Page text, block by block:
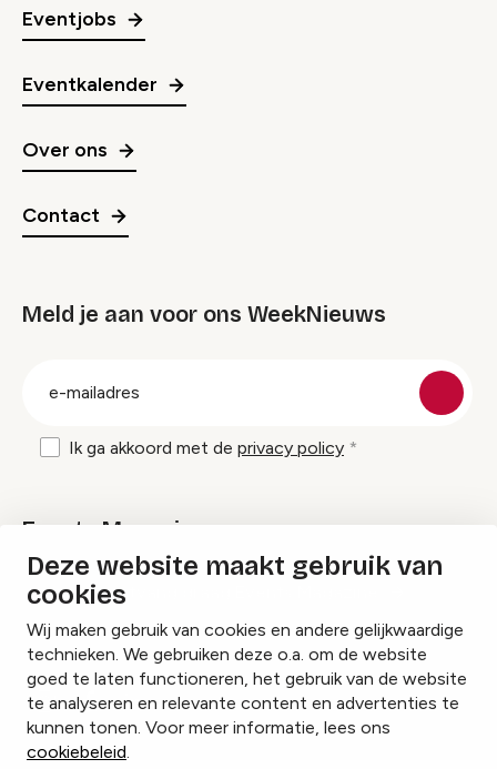
Deze website maakt gebruik van
cookies
Wij maken gebruik van cookies en andere gelijkwaardige
technieken. We gebruiken deze o.a. om de website
goed te laten functioneren, het gebruik van de website
te analyseren en relevante content en advertenties te
kunnen tonen. Voor meer informatie, lees ons
cookiebeleid.
Eventjobs
Eventkalender
Over ons
Contact
Meld je aan voor ons WeekNieuws
Ik ga akkoord met de privacy policy
Events Magazine
Ik ontvang graag Events Magazine
InstagramFacebookLinkedIn